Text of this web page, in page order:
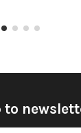
to